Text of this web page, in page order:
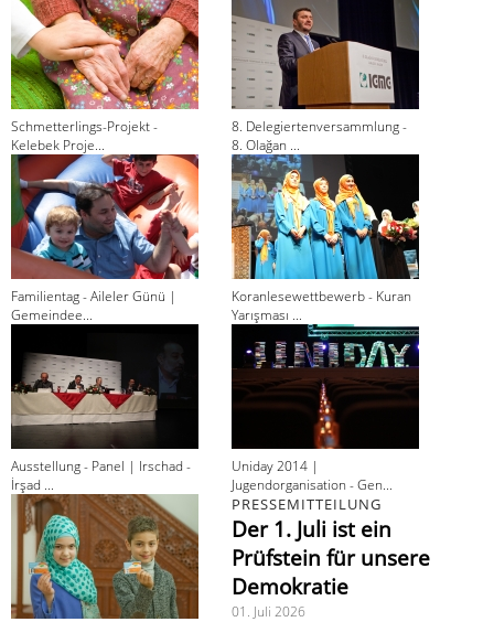
Schmetterlings-Projekt -
Kelebek Proje...
8. Delegiertenversammlung -
8. Olağan ...
Familientag - Aileler Günü |
Gemeindee...
Koranlesewettbewerb - Kuran
Yarışması ...
Ausstellung - Panel | Irschad -
İrşad ...
Uniday 2014 |
Jugendorganisation - Gen...
PRESSEMITTEILUNG
Der 1. Juli ist ein
Prüfstein für unsere
Demokratie
01. Juli 2026